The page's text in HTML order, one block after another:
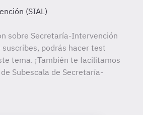
(SIAL)
sobre Secretaría-Intervención
suscribes, podrás hacer test
tema. ¡También te facilitamos
Subescala de Secretaría-